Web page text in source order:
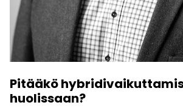
Pitääkö
huolissaan?